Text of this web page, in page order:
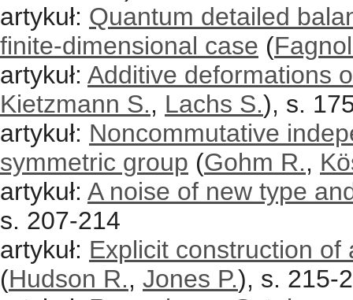
artykuł: Quantum detailed
finite-dimensional case (
artykuł: Additive deformations
Kietzmann S., Lachs S.), s.
artykuł: Noncommutative
symmetric group (Gohm R.,
artykuł: A noise of new type
s. 207-214
artykuł: Explicit construction
(Hudson R., Jones P.), s. 215-